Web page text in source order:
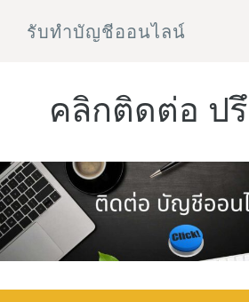
รับทําบัญชีออนไลน์
คลิกติดต่อ ป